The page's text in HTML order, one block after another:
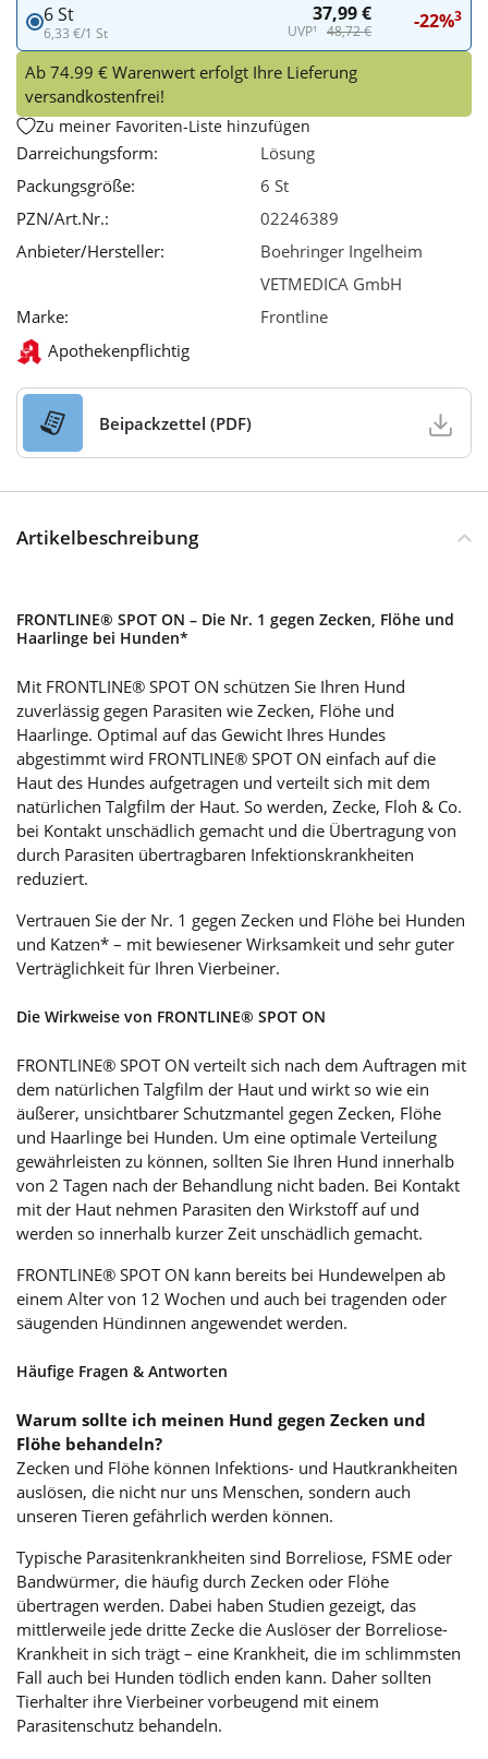
6 St
6,33 €/1 St
37,99 €
UVP¹ 48,72 € -22%3
Ab 74.99 € Warenwert erfolgt Ihre Lieferung
versandkostenfrei!
Zu meiner Favoriten-Liste hinzufügen
Darreichungsform:
Lösung
Packungsgröße:
6 St
PZN/Art.Nr.:
02246389
Anbieter/Hersteller:
Boehringer Ingelheim
VETMEDICA GmbH
Marke:
Frontline
Apothekenpflichtig
Beipackzettel (PDF)
Artikelbeschreibung
FRONTLINE® SPOT ON – Die Nr. 1 gegen Zecken, Flöhe und
Haarlinge bei Hunden*
Mit FRONTLINE® SPOT ON schützen Sie Ihren Hund
zuverlässig gegen Parasiten wie Zecken, Flöhe und
Haarlinge. Optimal auf das Gewicht Ihres Hundes
abgestimmt wird FRONTLINE® SPOT ON einfach auf die
Haut des Hundes aufgetragen und verteilt sich mit dem
natürlichen Talgfilm der Haut. So werden, Zecke, Floh & Co.
bei Kontakt unschädlich gemacht und die Übertragung von
durch Parasiten übertragbaren Infektionskrankheiten
reduziert.
Vertrauen Sie der Nr. 1 gegen Zecken und Flöhe bei Hunden
und Katzen* – mit bewiesener Wirksamkeit und sehr guter
Verträglichkeit für Ihren Vierbeiner.
Die Wirkweise von FRONTLINE® SPOT ON
FRONTLINE® SPOT ON verteilt sich nach dem Auftragen mit
dem natürlichen Talgfilm der Haut und wirkt so wie ein
äußerer, unsichtbarer Schutzmantel gegen Zecken, Flöhe
und Haarlinge bei Hunden. Um eine optimale Verteilung
gewährleisten zu können, sollten Sie Ihren Hund innerhalb
von 2 Tagen nach der Behandlung nicht baden. Bei Kontakt
mit der Haut nehmen Parasiten den Wirkstoff auf und
werden so innerhalb kurzer Zeit unschädlich gemacht.
FRONTLINE® SPOT ON kann bereits bei Hundewelpen ab
einem Alter von 12 Wochen und auch bei tragenden oder
säugenden Hündinnen angewendet werden.
Häufige Fragen & Antworten
Warum sollte ich meinen Hund gegen Zecken und
Flöhe behandeln?
Zecken und Flöhe können Infektions- und Hautkrankheiten
auslösen, die nicht nur uns Menschen, sondern auch
unseren Tieren gefährlich werden können.
Typische Parasitenkrankheiten sind Borreliose, FSME oder
Bandwürmer, die häufig durch Zecken oder Flöhe
übertragen werden. Dabei haben Studien gezeigt, das
mittlerweile jede dritte Zecke die Auslöser der Borreliose-
Krankheit in sich trägt – eine Krankheit, die im schlimmsten
Fall auch bei Hunden tödlich enden kann. Daher sollten
Tierhalter ihre Vierbeiner vorbeugend mit einem
Parasitenschutz behandeln.